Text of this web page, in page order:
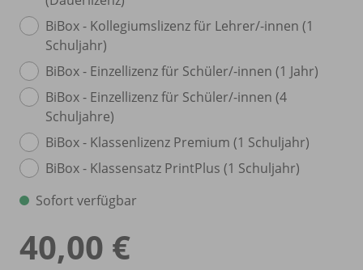
BiBox - Kollegiumslizenz für Lehrer/-innen (1
Schuljahr)
BiBox - Einzellizenz für Schüler/-innen (1 Jahr)
BiBox - Einzellizenz für Schüler/-innen (4
Schuljahre)
BiBox - Klassenlizenz Premium (1 Schuljahr)
BiBox - Klassensatz PrintPlus (1 Schuljahr)
Sofort verfügbar
40,00 €